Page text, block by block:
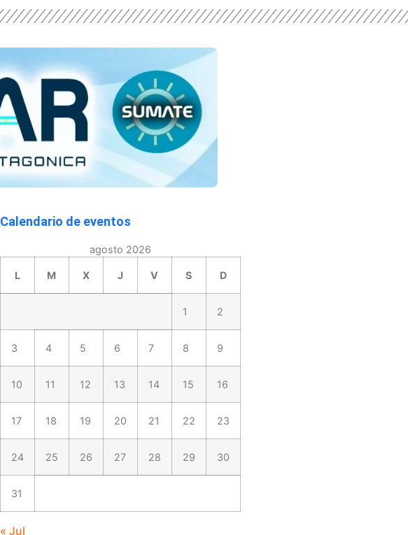
Calendario de eventos
agosto 2026
L M X J V S D
1 2
3 4 5 6 7 8 9
10 11 12 13 14 15 16
17 18 19 20 21 22 23
24 25 26 27 28 29 30
31
« Jul